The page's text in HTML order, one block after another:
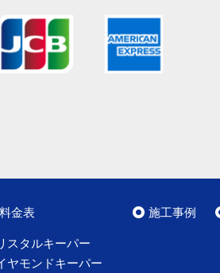
料金表
スタルキーパー
ヤモンドキーパー
施工事例